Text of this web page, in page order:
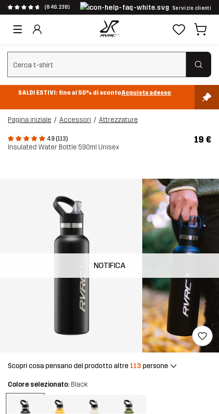
(846.238) Servizio clienti
Cancella ricerca
SALDI ESTIVI: fino al 50% di scontoAcquista adesso
Pagina iniziale Accessori Attrezzature
4.9 (113)
Insulated Water Bottle 590ml Unisex
19 €
NOTIFICA
Scopri cosa pensano del prodotto altre 113 persone
Colore selezionato: Black